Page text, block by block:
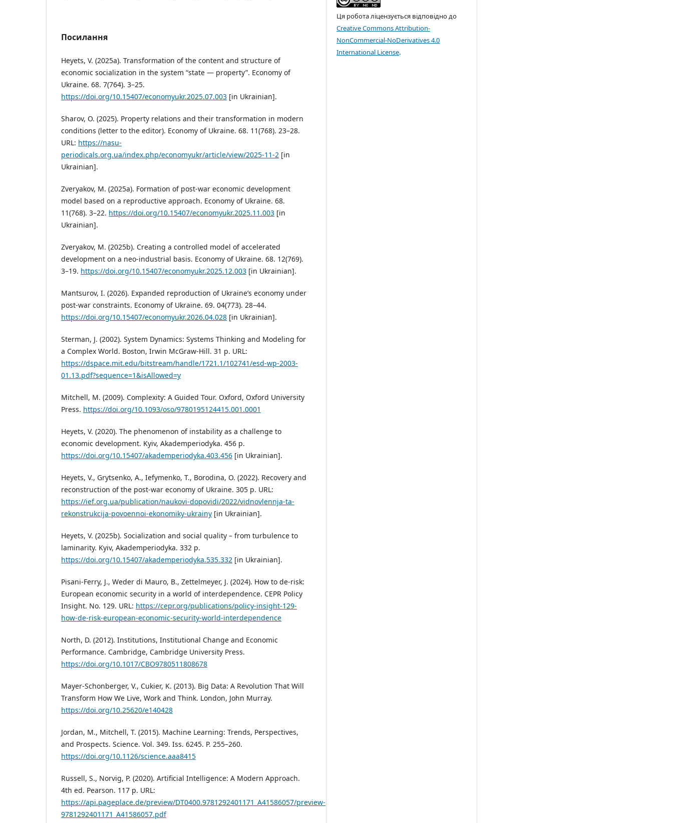
Посилання
Heyets, V. (2025a). Transformation of the content and structure of
economic socialization in the system “state — property”. Economy of
Ukraine. 68. 7(764). 3–25.
https://doi.org/10.15407/economyukr.2025.07.003 [in Ukrainian].
Sharov, O. (2025). Property relations and their transformation in modern
conditions (letter to the editor). Economy of Ukraine. 68. 11(768). 23–28.
URL: https://nasu-
periodicals.org.ua/index.php/economyukr/article/view/2025-11-2 [in
Ukrainian].
Zveryakov, M. (2025a). Formation of post-war economic development
model based on a reproductive approach. Economy of Ukraine. 68.
11(768). 3–22. https://doi.org/10.15407/economyukr.2025.11.003 [in
Ukrainian].
Zveryakov, M. (2025b). Creating a controlled model of accelerated
development on a neo-industrial basis. Economy of Ukraine. 68. 12(769).
3–19. https://doi.org/10.15407/economyukr.2025.12.003 [in Ukrainian].
Mantsurov, I. (2026). Expanded reproduction of Ukraine’s economy under
post-war constraints. Economy of Ukraine. 69. 04(773). 28–44.
https://doi.org/10.15407/economyukr.2026.04.028 [in Ukrainian].
Sterman, J. (2002). System Dynamics: Systems Thinking and Modeling for
a Complex World. Boston, Irwin McGraw-Hill. 31 p. URL:
https://dspace.mit.edu/bitstream/handle/1721.1/102741/esd-wp-2003-
01.13.pdf?sequence=1&isAllowed=y
Mitchell, M. (2009). Complexity: A Guided Tour. Oxford, Oxford University
Press. https://doi.org/10.1093/oso/9780195124415.001.0001
Heyets, V. (2020). The phenomenon of instability as a challenge to
economic development. Kyiv, Akademperiodyka. 456 p.
https://doi.org/10.15407/akademperiodyka.403.456 [in Ukrainian].
Heyets, V., Grytsenko, A., Iefymenko, T., Borodina, O. (2022). Recovery and
reconstruction of the post-war economy of Ukraine. 305 p. URL:
https://ief.org.ua/publication/naukovi-dopovidi/2022/vidnovlennja-ta-
rekonstrukcija-povoennoi-ekonomiky-ukrainy [in Ukrainian].
Heyets, V. (2025b). Socialization and social quality – from turbulence to
laminarity. Kyiv, Akademperiodyka. 332 p.
https://doi.org/10.15407/akademperiodyka.535.332 [in Ukrainian].
Pisani-Ferry, J., Weder di Mauro, B., Zettelmeyer, J. (2024). How to de-risk:
European economic security in a world of interdependence. CEPR Policy
Insight. No. 129. URL: https://cepr.org/publications/policy-insight-129-
how-de-risk-european-economic-security-world-interdependence
North, D. (2012). Institutions, Institutional Change and Economic
Performance. Cambridge, Cambridge University Press.
https://doi.org/10.1017/CBO9780511808678
Mayer-Schonberger, V., Cukier, K. (2013). Big Data: A Revolution That Will
Transform How We Live, Work and Think. London, John Murray.
https://doi.org/10.25620/e140428
Jordan, M., Mitchell, T. (2015). Machine Learning: Trends, Perspectives,
and Prospects. Science. Vol. 349. Iss. 6245. P. 255–260.
https://doi.org/10.1126/science.aaa8415
Russell, S., Norvig, P. (2020). Artificial Intelligence: A Modern Approach.
4th ed. Pearson. 117 p. URL:
https://api.pageplace.de/preview/DT0400.9781292401171_A41586057/preview-
9781292401171_A41586057.pdf
Ця робота ліцензується відповідно до
Creative Commons Attribution-
NonCommercial-NoDerivatives 4.0
International License.